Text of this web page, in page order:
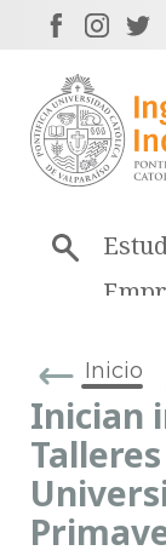
Inicio
Inician